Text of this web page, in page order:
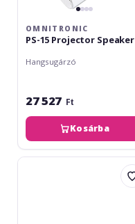
OMNITRONIC
PS-15 Projector Speaker
Hangsugárzó
27 527 Ft
Kosárba
Omnitronic